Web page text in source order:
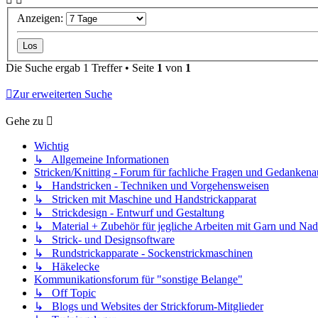
Anzeigen:
Die Suche ergab 1 Treffer • Seite 1 von 1
Zur erweiterten Suche
Gehe zu
Wichtig
↳ Allgemeine Informationen
Stricken/Knitting - Forum für fachliche Fragen und
↳ Handstricken - Techniken und Vorgehensweisen
↳ Stricken mit Maschine und Handstrickapparat
↳ Strickdesign - Entwurf und Gestaltung
↳ Material + Zubehör für jegliche Arbeiten mit Garn und
↳ Strick- und Designsoftware
↳ Rundstrickapparate - Sockenstrickmaschinen
↳ Häkelecke
Kommunikationsforum für "sonstige Belange"
↳ Off Topic
↳ Blogs und Websites der Strickforum-Mitglieder